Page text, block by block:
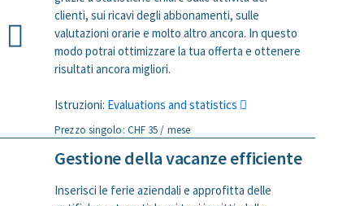
clienti, sui ricavi degli abbonamenti, sulle
valutazioni orarie e molto altro ancora. In questo
modo potrai ottimizzare la tua offerta e ottenere
risultati ancora migliori.
Istruzioni: Evaluations and statistics
Prezzo singolo: CHF 35 / mese
Gestione della vacanze efficiente
Inserisci le ferie aziendali e approfitta delle